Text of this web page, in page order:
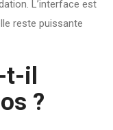
L’interface est
reste puissante
t-il
?